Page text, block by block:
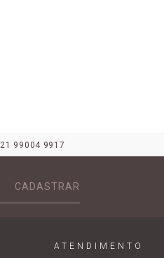
21 99004 9917
CADASTRAR
ATENDIMENTO